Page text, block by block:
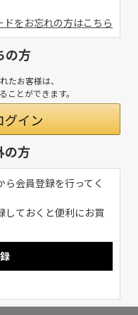
ドをお忘れの方はこちら
の方
たお客様は、
とができます。
の方
会員登録を行ってく
しておくと便利にお買